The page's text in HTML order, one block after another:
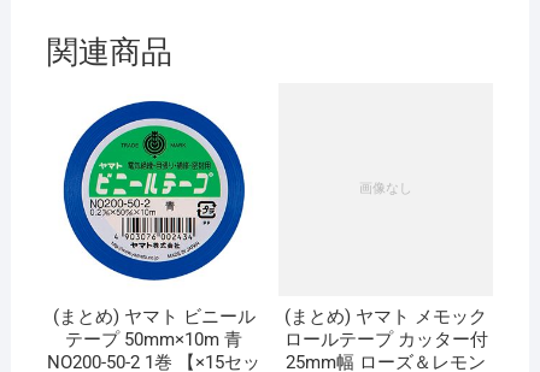
関連商品
(まとめ) ヤマト ビニール
テープ 50mm×10m 青
NO200-50-2 1巻 【×15セッ
(まとめ) ヤマト メモック
ロールテープ カッター付
25mm幅 ローズ＆レモン